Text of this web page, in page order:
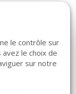
le contrôle sur
le choix de
sur notre